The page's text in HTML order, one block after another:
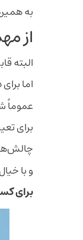
به
از
البته
اما
عموماً
برای
و با
برای